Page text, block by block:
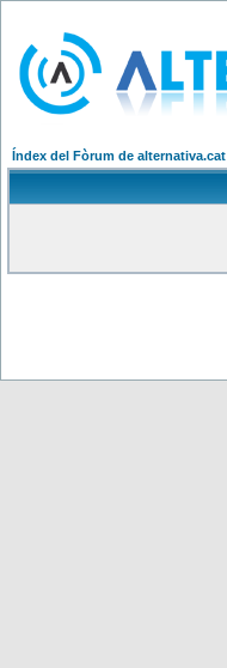
Índex del Fòrum de alternativa.cat